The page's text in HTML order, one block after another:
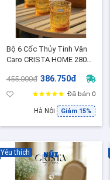
Bộ 6 Cốc Thủy Tinh Vân
Caro CRISTA HOME 280ml
Sang Trọng (60201-Y -
Vàng Mật Ong)
455.000đ 386.750đ
Đã bán 0
Hà Nội Giảm 15%
Yêu thích